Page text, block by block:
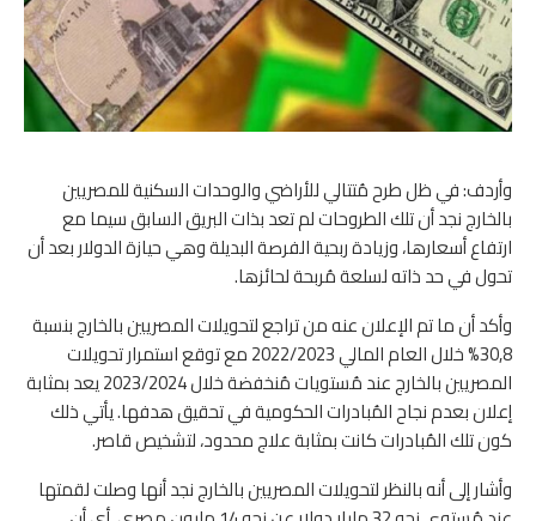
وأردف: في ظل طرح مُتتالي للأراضي والوحدات السكنية للمصريين
بالخارج نجد أن تلك الطروحات لم تعد بذات البريق السابق سيما مع
ارتفاع أسعارها، وزيادة ربحية الفرصة البديلة وهي حيازة الدولار بعد أن
تحول في حد ذاته لسلعة مُربحة لحائزها.
وأكد أن ما تم الإعلان عنه من تراجع لتحويلات المصريين بالخارج بنسبة
30,8% خلال العام المالي 2022/2023 مع توقع استمرار تحويلات
المصريين بالخارج عند مُستويات مُنخفضة خلال 2023/2024 يعد بمثابة
إعلان بعدم نجاح المُبادرات الحكومية في تحقيق هدفها. يأتي ذلك
كون تلك المُبادرات كانت بمثابة علاج محدود، لتشخيص قاصر.
وأشار إلى أنه بالنظر لتحويلات المصريين بالخارج نجد أنها وصلت لقمتها